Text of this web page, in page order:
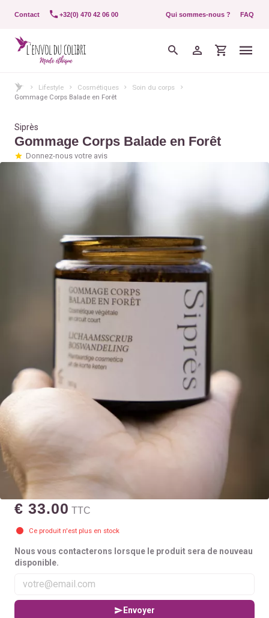
Contact +32(0) 470 42 06 00 Qui sommes-nous ? FAQ
Lifestyle Cosmétiques
Soin du corps
Gommage Corps Balade en Forêt
Siprès
Gommage Corps Balade en Forêt
Donnez-nous votre avis
€ 33.00 TTC
Ce produit n'est plus en stock
Nous vous contacterons lorsque le produit sera de nouveau
disponible.
Envoyer